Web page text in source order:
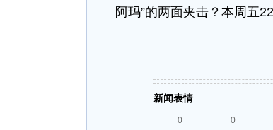
阿玛”的两面夹击？本周五
新闻表情
0 0